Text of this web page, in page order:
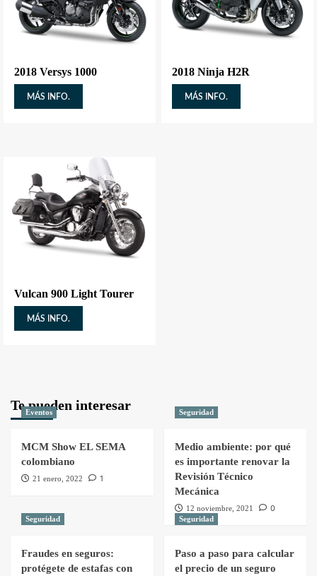
2018 Versys 1000
MÁS INFO.
2018 Ninja H2R
MÁS INFO.
Vulcan 900 Light Tourer
MÁS INFO.
Te pueden interesar
Eventos
MCM Show EL SEMA
colombiano
21 enero, 2022 1
Seguridad
Medio ambiente: por qué
es importante renovar la
Revisión Técnico
Mecánica
12 noviembre, 2021 0
Seguridad
Fraudes en seguros:
protégete de estafas con
Seguridad
Paso a paso para calcular
el precio de un seguro